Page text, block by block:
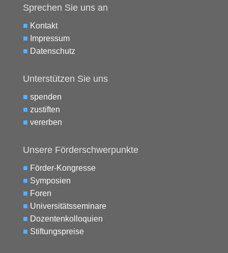
Sprechen Sie uns an
■ Kontakt
■ Impressum
■ Datenschutz
Unterstützen Sie uns
■ spenden
■ zustiften
■ vererben
Unsere Förderschwerpunkte
■ Förder-Kongresse
■ Symposien
■ Foren
■ Universitätsseminare
■ Dozentenkolloquien
■ Stiftungspreise